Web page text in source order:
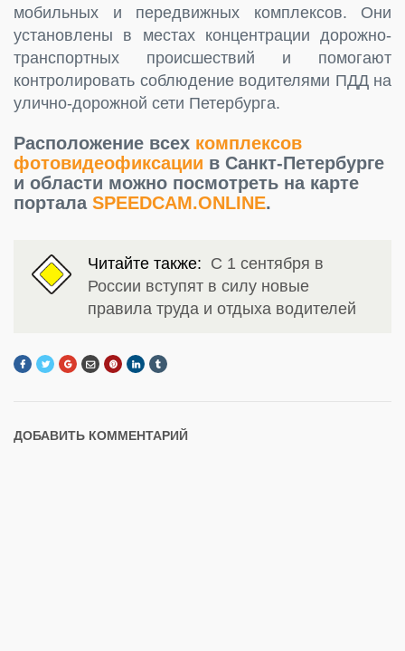
мобильных и передвижных комплексов. Они
установлены в местах концентрации дорожно-
транспортных происшествий и помогают
контролировать соблюдение водителями ПДД на
улично-дорожной сети Петербурга.
Расположение всех комплексов
фотовидеофиксации в Санкт-Петербурге
и области можно посмотреть на карте
портала SPEEDCAM.ONLINE.
Читайте также: С 1 сентября в
России вступят в силу новые
правила труда и отдыха водителей
ДОБАВИТЬ КОММЕНТАРИЙ